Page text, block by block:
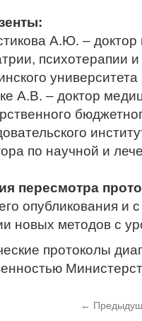
А.Ю. –
психотерапии
А.В. – доктор
по научной и
пересмотра
опубликования и
новых методов с
протоколы
←